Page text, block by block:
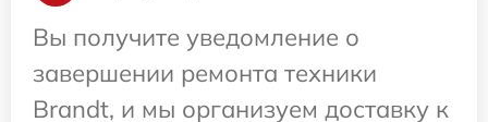
Вы получите уведомление о
завершении ремонта техники
Brandt, и мы организуем доставку к